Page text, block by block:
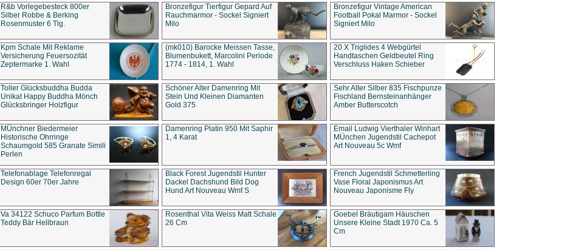
R&b Vorlegebesteck 800er
Silber Robbe & Berking
Rosenmuster 6 Tlg.
Bronzefigur Tierfigur Gepard Auf
Rauchmarmor - Sockel Signiert
Milo
Bronzefigur Vintage American
Football Pokal Marmor - Sockel
Signiert Milo
Kpm Schale Mit Reklame
Versicherung Feuersozität
Zeptermarke 1. Wahl
(mk010) Barocke Meissen Tasse,
Blumenbukett, Marcolini Periode
1774 - 1814, 1. Wahl
20 X Triglides 4 Webgürtel
Handtaschen Geldbeutel Ring
Verschluss Haken Schieber
Toller Glücksbuddha Budda
Unikat Happy Buddha Mönch
Glücksbringer Holzfigur
Schöner Alter Damenring Mit
Stein Und Kleinen Diamanten
Gold 375
Sehr Alter Silber 835 Fischpunze
Fischland Bernsteinanhänger
Amber Butterscotch
MÜnchner Biedermeier
Historische Ohrringe
Schaumgold 585 Granate Simili
Perlen
Damenring Platin 950 Mit Saphir
1, 4 Karat
Email Ludwig Vierthaler Winhart
MÜnchen Jugendstil Cachepot
Art Nouveau 5c Wmf
Telefonablage Telefonregal
Design 60er 70er Jahre
Black Forest Jugendstil Hunter
Dackel Dachshund Bild Dog
Hund Art Nouveau Wmf S
French Jugendstil Schmetterling
Vase Floral Japonismus Art
Nouveau Japonisme Fly
Va 34122 Schuco Parfum Bottle
Teddy Bär Hellbraun
Rosenthal Vita Weiss Matt Schale
26 Cm
Goebel Bräutigam Häuschen
Unsere Kleine Stadt 1970 Ca. 5
Cm